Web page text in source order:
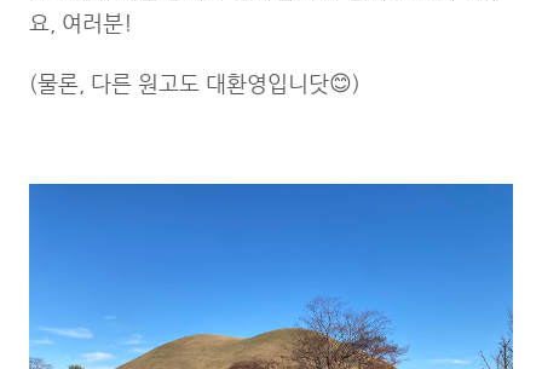
요, 여러분!
(물론, 다른 원고도 대환영입니닷😊)